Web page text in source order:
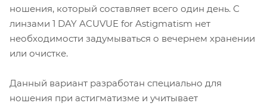
ношения, который составляет всего один день. С
линзами 1 DAY ACUVUE for Astigmatism нет
необходимости задумываться о вечернем хранении
или очистке.
Данный вариант разработан специально для
ношения при астигматизме и учитывает